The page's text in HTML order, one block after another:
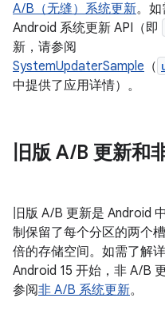
A/B（无缝）系统更新。
Android 系统更新 API（即
新，请参阅
SystemUpdaterSample （
中提供了应用详情）。
旧版 A/B 更新和
旧版 A/B 更新是 Android
制保留了每个分区的两个
倍的存储空间。如需了解
Android 15 开始，非 A/B
参阅非 A/B 系统更新。